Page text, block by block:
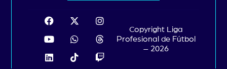
Copyright Liga
Profesional de Fútbol
– 2026